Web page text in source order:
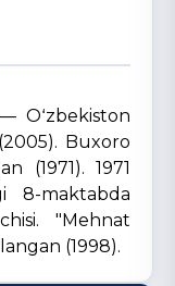
Oʻzbekiston
Buxoro
(1971). 1971
8-maktabda
"Mehnat
(1998).